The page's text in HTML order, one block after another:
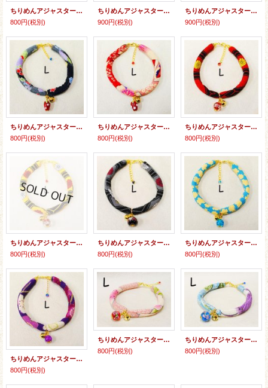
ちりめんアジャスター★とんぼ玉
800円(税別)
ちりめんアジャスター★招き猫
900円(税別)
ちりめんアジャスター（猫柄）★招き猫『財』
900円(税別)
ちりめんアジャスター★とんぼ玉（イチゴ）
800円(税別)
ちりめんアジャスター★とんぼ玉（イチゴ）
800円(税別)
ちりめんアジャスター★とんぼ玉
800円(税別)
ちりめんアジャスター★とんぼ玉
800円(税別)
ちりめんアジャスター★とんぼ玉
800円(税別)
ちりめんアジャスター★クラックビーズ
800円(税別)
ちりめんアジャスター★クラックビーズ
800円(税別)
ちりめんアジャスター★とんぼ玉
800円(税別)
ちりめんアジャスター★とんぼ玉
800円(税別)